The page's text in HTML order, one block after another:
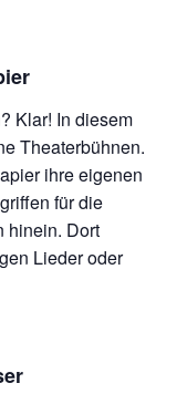
Klar! In diesem
Theaterbühnen.
ihre eigenen
für die
hinein. Dort
Lieder oder